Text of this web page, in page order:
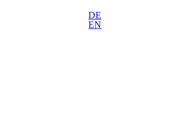
DE
EN